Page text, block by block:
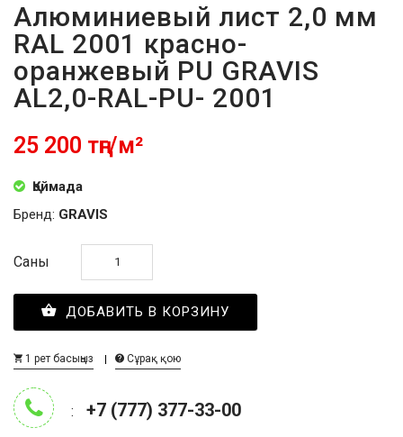
Алюминиевый лист 2,0 мм
RAL 2001 красно-
оранжевый PU GRAVIS
AL2,0-RAL-PU- 2001
25 200 тңг/м²
Қоймада
Бренд: GRAVIS
Саны
ДОБАВИТЬ В КОРЗИНУ
1 рет басыңыз Сұрақ қою
: +7 (777) 377-33-00